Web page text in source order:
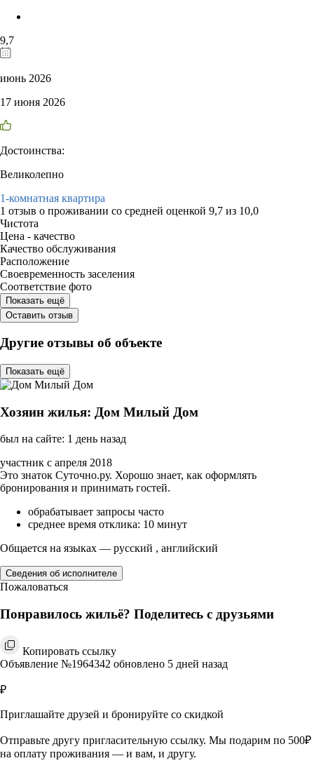
9,7
июнь 2026
17 июня 2026
Достоинства:
Великолепно
1-комнатная квартира
1 отзыв о проживании со средней оценкой 9,7 из 10,0
Чистота
Цена - качество
Качество обслуживания
Расположение
Своевременность заселения
Соответствие фото
Показать ещё
Оставить отзыв
Другие отзывы об объекте
Показать ещё
Хозяин жилья: Дом Милый Дом
был на сайте: 1 день назад
участник с апреля 2018
Это знаток Суточно.ру. Хорошо знает, как оформлять
бронирования и принимать гостей.
обрабатывает запросы часто
среднее время отклика: 10 минут
Общается на языках — русский , английский
Сведения об исполнителе
Пожаловаться
Понравилось жильё? Поделитесь с друзьями
Копировать ссылку
Объявление №1964342 обновлено 5 дней назад
₽
Приглашайте друзей и бронируйте со скидкой
Отправьте другу пригласительную ссылку. Мы подарим по 500₽
на оплату проживания — и вам, и другу.